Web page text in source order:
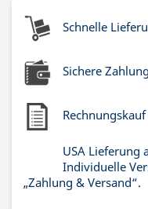
Schnelle
Sichere
USA Lieferung
Individuelle
„Zahlung & Versand“.